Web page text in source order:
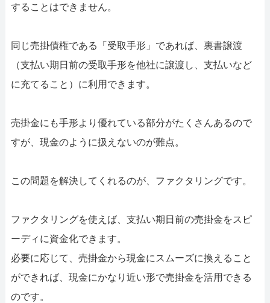
することはできません。
同じ売掛債権である「受取手形」であれば、裏書譲渡
（支払い期日前の受取手形を他社に譲渡し、支払いなど
に充てること）に利用できます。
売掛金にも手形より優れている部分がたくさんあるので
すが、現金のように扱えないのが難点。
この問題を解決してくれるのが、ファクタリングです。
ファクタリングを使えば、支払い期日前の売掛金をスピ
ーディに資金化できます。
必要に応じて、売掛金から現金にスムーズに換えること
ができれば、現金にかなり近い形で売掛金を活用できる
のです。